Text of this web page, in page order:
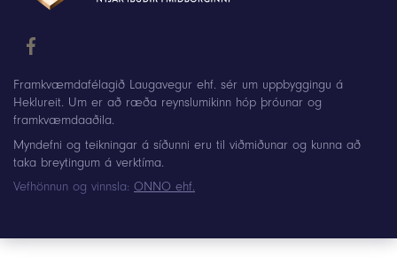
Framkvæmdafélagið Laugavegur ehf. sér um uppbyggingu á
Heklureit. Um er að ræða reynslumikinn hóp þróunar og
framkvæmdaaðila.
Myndefni og teikningar á síðunni eru til viðmiðunar og kunna að
taka breytingum á verktíma.
Vefhönnun og vinnsla: ONNO ehf.